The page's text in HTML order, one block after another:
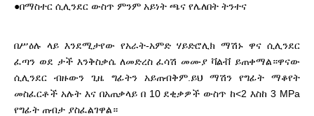
●በማስተር ሲሊንደር ውስጥ ምንም አይነት ጫና የሌለበት ትንተና
በሥዕሉ ላይ እንደሚታየው የአራት-አምድ ሃይድሮሊክ ማሽኑ ዋና ሲሊንደር
ፈጣን ወደ ታች እንቅስቃሴ ለመድረስ ፈሳሽ መሙያ ቫልቭ ይጠቀማል።ዋናው
ሲሊንደር ብዙውን ጊዜ ግፊትን አይጠብቅም.ይህ ማሽን የግፊት ማቆየት
መስፈርቶች አሉት እና በአጠቃላይ በ 10 ደቂቃዎች ውስጥ ከ<2 እስከ 3 MPa
የግፊት ጠብታ ያስፈልገዋል።